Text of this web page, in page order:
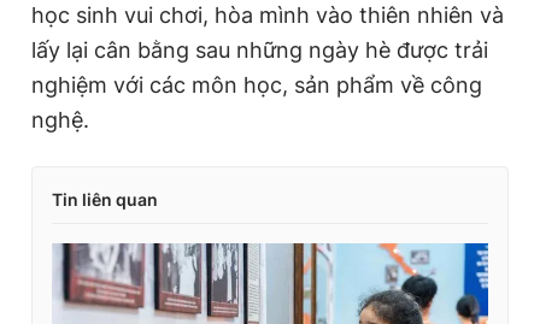
học sinh vui chơi, hòa mình vào thiên nhiên và
lấy lại cân bằng sau những ngày hè được trải
nghiệm với các môn học, sản phẩm về công
nghệ.
Tin liên quan